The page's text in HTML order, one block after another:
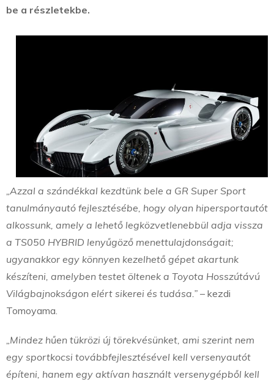
be a részletekbe.
„Azzal a szándékkal kezdtünk bele a GR Super Sport
tanulmányautó fejlesztésébe, hogy olyan hipersportautót
alkossunk, amely a lehető legközvetlenebbül adja vissza
a TS050 HYBRID lenyűgöző menettulajdonságait;
ugyanakkor egy könnyen kezelhető gépet akartunk
készíteni, amelyben testet öltenek a Toyota Hosszútávú
Világbajnokságon elért sikerei és tudása.” – kezdi
Tomoyama.
„Mindez hűen tükrözi új törekvésünket, ami szerint nem
egy sportkocsi továbbfejlesztésével kell versenyautót
építeni, hanem egy aktívan használt versenygépből kell